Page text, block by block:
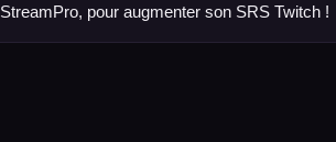
StreamPro, pour augmenter son SRS Twitch !